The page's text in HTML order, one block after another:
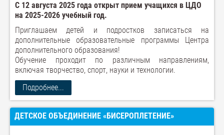
С 12 августа 2025 года открыт прием учащихся в ЦДО
на 2025-2026 учебный год.
Приглашаем детей и подростков записаться на
дополнительные образовательные программы Центра
дополнительного образования!
Обучение проходит по различным направлениям,
включая творчество, спорт, науки и технологии.
Подробнее...
ДЕТСКОЕ ОБЪЕДИНЕНИЕ «БИСЕРОПЛЕТЕНИЕ»